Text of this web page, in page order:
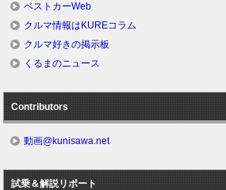
ベストカーWeb
クルマ情報はKUREコラム
クルマ好きの掲示板
くるまのニュース
Contributors
動画@kunisawa.net
試乗＆解説リポート